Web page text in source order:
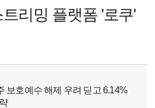
리밍 플랫폼 '로쿠'
보호예수 해제 우려 딛고 6.14%